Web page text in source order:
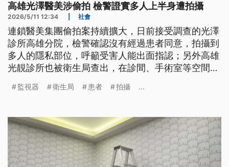
高雄光澤醫美涉偷拍 檢警證實多人上半身遭拍攝
2026/5/11 12:34 社會
連鎖醫美集團偷拍案持續擴大，日前接受調查的光澤
診所高雄分院，檢警確認沒有經過患者同意，拍攝到
多人的隱私部位，呼籲受害人能出面指認；另外高雄
光靚診所也被衛生局查出，在診間、手術室等空間裝
拍風波，衛福部長石崇良表示將採最嚴厲處分，也要
監視器 衛生局 患者 拍攝 ...